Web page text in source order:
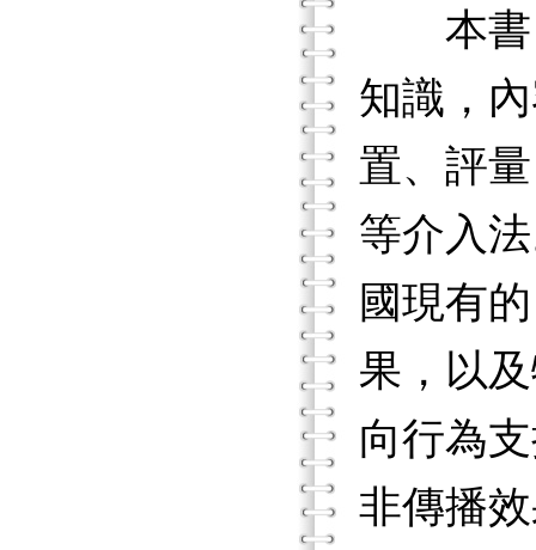
本書旨
知識，
置、評
等介入
國現有
果，以
向行為
非傳播